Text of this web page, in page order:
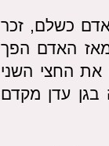
כשלם, זכר
האדם הפך
החצי השני
בגן עדן מקדם